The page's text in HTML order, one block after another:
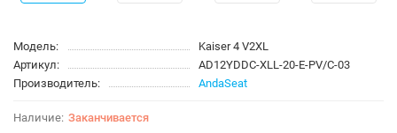
Модель:
Kaiser 4 V2XL
Артикул:
AD12YDDC-XLL-20-E-PV/C-03
Производитель:
AndaSeat
Заканчивается